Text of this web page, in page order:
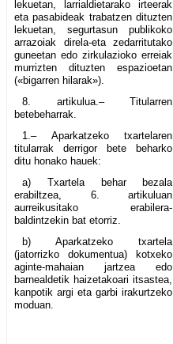
lekuetan, larrialdietarako irteerak
eta pasabideak trabatzen dituzten
lekuetan, segurtasun publikoko
arrazoiak direla-eta zedarritutako
guneetan edo zirkulazioko erreiak
murrizten dituzten espazioetan
(«bigarren hilarak»).
8. artikulua.– Titularren
betebeharrak.
1.– Aparkatzeko txartelaren
titularrak derrigor bete beharko
ditu honako hauek:
a) Txartela behar bezala
erabiltzea, 6. artikuluan
aurreikusitako erabilera-
baldintzekin bat etorriz.
b) Aparkatzeko txartela
(jatorrizko dokumentua) kotxeko
aginte-mahaian jartzea edo
barnealdetik haizetakoari itsastea,
kanpotik argi eta garbi irakurtzeko
moduan.